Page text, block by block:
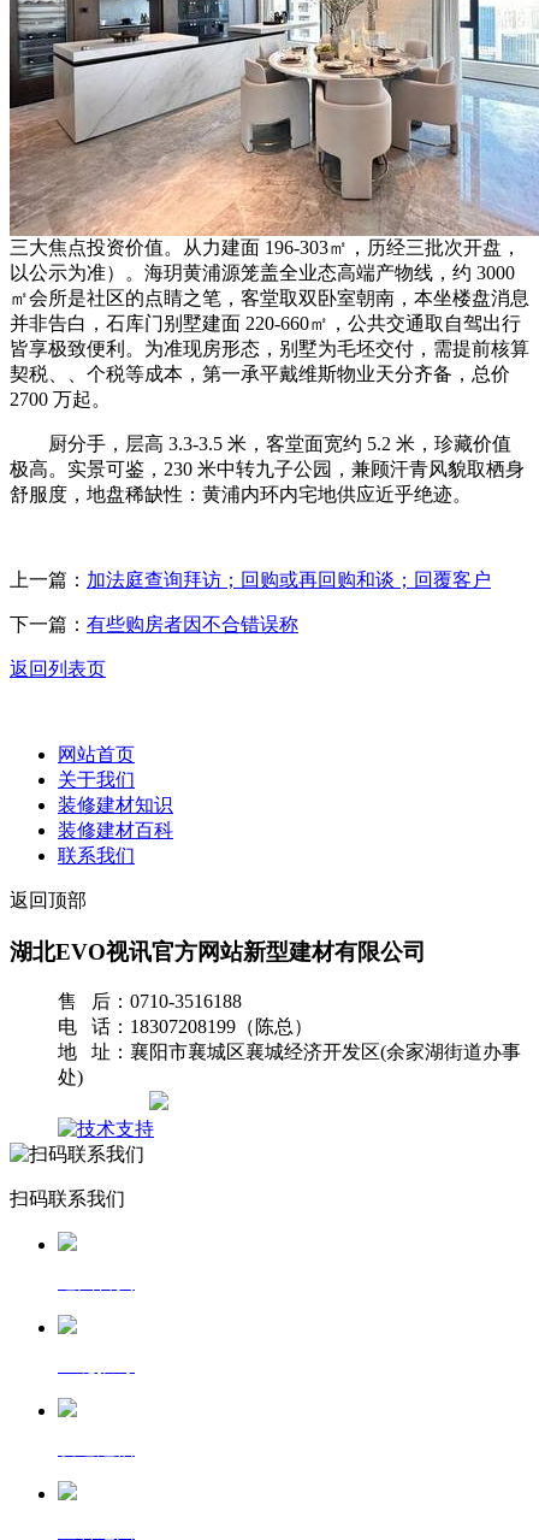
三大焦点投资价值。从力建面 196-303㎡，历经三批次开盘，
以公示为准）。海玥黄浦源笼盖全业态高端产物线，约 3000
㎡会所是社区的点睛之笔，客堂取双卧室朝南，本坐楼盘消息
并非告白，石库门别墅建面 220-660㎡，公共交通取自驾出行
皆享极致便利。为准现房形态，别墅为毛坯交付，需提前核算
契税、、个税等成本，第一承平戴维斯物业天分齐备，总价
2700 万起。
厨分手，层高 3.3-3.5 米，客堂面宽约 5.2 米，珍藏价值
极高。实景可鉴，230 米中转九子公园，兼顾汗青风貌取栖身
舒服度，地盘稀缺性：黄浦内环内宅地供应近乎绝迹。
上一篇： 加法庭查询拜访；回购或再回购和谈；回覆客户
下一篇： 有些购房者因不合错误称
返回列表页
网站首页
关于我们
装修建材知识
装修建材百科
联系我们
返回顶部
湖北EVO视讯官方网站新型建材有限公司
售 后：0710-3516188
电 话：18307208199（陈总）
地 址：襄阳市襄城区襄城经济开发区(余家湖街道办事
处)
扫码联系我们